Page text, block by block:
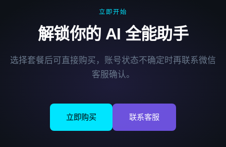
立即开始
解锁你的 AI 全能助手
选择套餐后可直接购买，账号状态不确定时再联系微信
客服确认。
立即购买 联系客服